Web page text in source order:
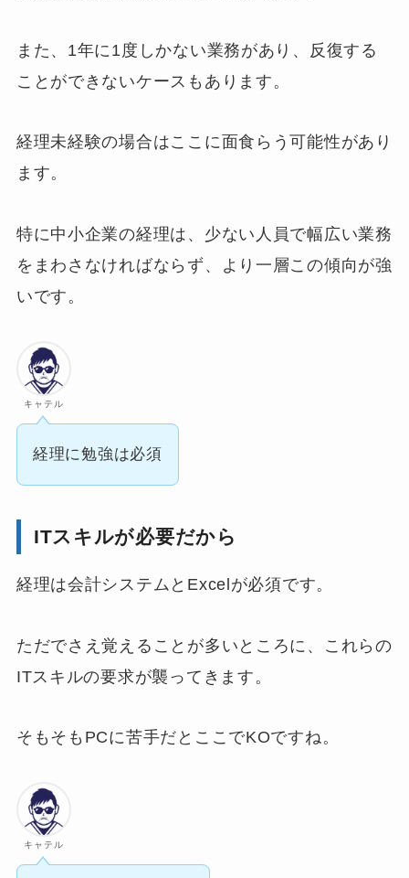
また、1年に1度しかない業務があり、反復する
ことができないケースもあります。
経理未経験の場合はここに面食らう可能性があり
ます。
特に中小企業の経理は、少ない人員で幅広い業務
をまわさなければならず、より一層この傾向が強
いです。
キャテル
経理に勉強は必須
ITスキルが必要だから
経理は会計システムとExcelが必須です。
ただでさえ覚えることが多いところに、これらの
ITスキルの要求が襲ってきます。
そもそもPCに苦手だとここでKOですね。
キャテル